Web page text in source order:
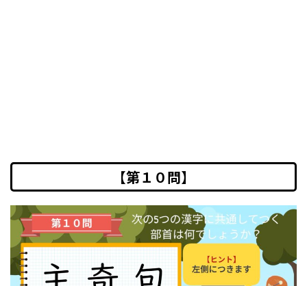
【第１０問】